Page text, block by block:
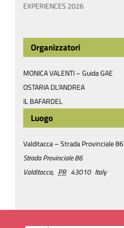
EXPERIENCES 2026
Luogo
Valditacca – Strada Provinciale 86
Strada Provinciale 86
Valditacca, PR 43010 Italy
Organizzatori
MONICA VALENTI – Guida GAE
OSTARIA DL’ANDREA
IL BAFARDEL